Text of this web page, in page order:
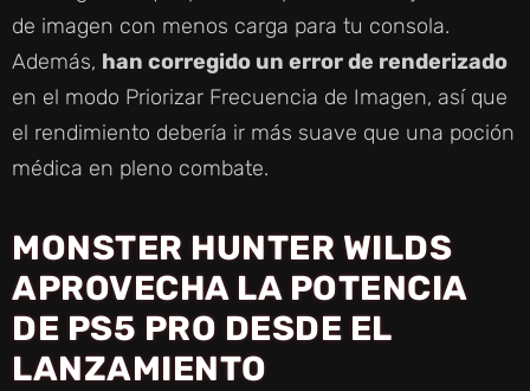
de imagen con menos carga para tu consola.
Además, han corregido un error de renderizado
en el modo Priorizar Frecuencia de Imagen, así que
el rendimiento debería ir más suave que una poción
médica en pleno combate.
MONSTER HUNTER WILDS
APROVECHA LA POTENCIA
DE PS5 PRO DESDE EL
LANZAMIENTO